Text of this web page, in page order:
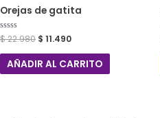
Orejas de gatita
Valorado
con
0
$22.980 $ 11.490
AÑADIR AL CARRITO